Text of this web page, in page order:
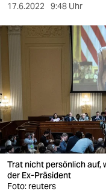
sport
berlin
wahrheit
verlag
verlag
veranstaltungen
shop
17.6.2022 9:48 Uhr
Trat nicht persönlich auf,
der Ex-Präsident
Foto: reuters